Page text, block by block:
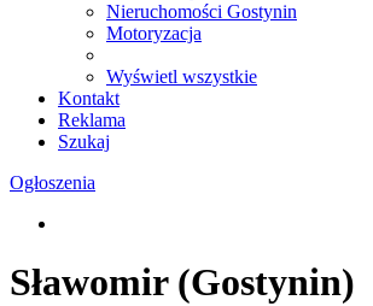
Nieruchomości Gostynin
Motoryzacja
Wyświetl wszystkie
Kontakt
Reklama
Szukaj
Ogłoszenia
Sławomir (Gostynin)